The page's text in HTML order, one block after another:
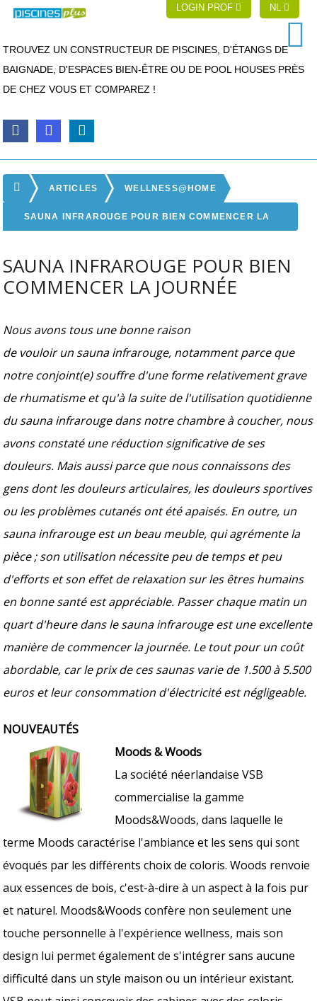
LOGIN PROF NL
TROUVEZ UN CONSTRUCTEUR DE PISCINES, D'ÉTANGS DE
BAIGNADE, D'ESPACES BIEN-ÊTRE OU DE POOL HOUSES PRÈS
DE CHEZ VOUS ET COMPAREZ !
ARTICLES WELLNESS@HOME
SAUNA INFRAROUGE POUR BIEN COMMENCER LA
SAUNA INFRAROUGE POUR BIEN
COMMENCER LA JOURNÉE
Nous avons tous une bonne raison
de vouloir un sauna infrarouge, notamment parce que
notre conjoint(e) souffre d'une forme relativement grave
de rhumatisme et qu'à la suite de l'utilisation quotidienne
du sauna infrarouge dans notre chambre à coucher, nous
avons constaté une réduction significative de ses
douleurs. Mais aussi parce que nous connaissons des
gens dont les douleurs articulaires, les douleurs sportives
ou les problèmes cutanés ont été apaisés. En outre, un
sauna infrarouge est un beau meuble, qui agrémente la
pièce ; son utilisation nécessite peu de temps et peu
d'efforts et son effet de relaxation sur les êtres humains
en bonne santé est appréciable. Passer chaque matin un
quart d'heure dans le sauna infrarouge est une excellente
manière de commencer la journée. Le tout pour un coût
abordable, car le prix de ces saunas varie de 1.500 à 5.500
euros et leur consommation d'électricité est négligeable.
NOUVEAUTÉS
Moods & Woods
La société néerlandaise VSB
commercialise la gamme
Moods&Woods, dans laquelle le
terme Moods caractérise l'ambiance et les sens qui sont
évoqués par les différents choix de coloris. Woods renvoie
aux essences de bois, c'est-à-dire à un aspect à la fois pur
et naturel. Moods&Woods confère non seulement une
touche personnelle à l'expérience wellness, mais son
design lui permet également de s'intégrer sans aucune
difficulté dans un style maison ou un intérieur existant.